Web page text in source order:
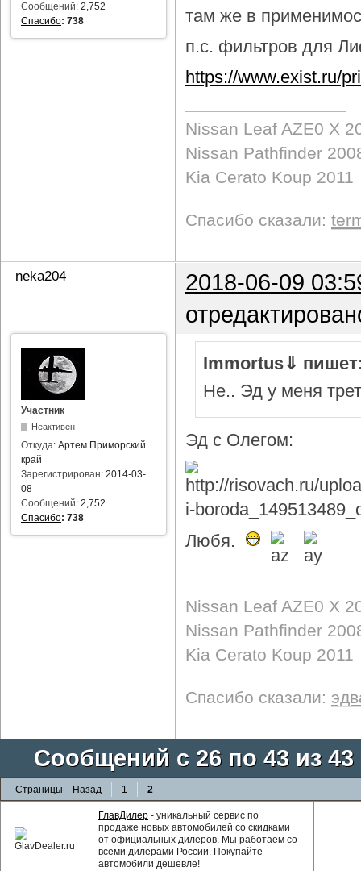
Сообщений: 2,752
Спасибо: 738
там же в
п.с. фильтров для
https://www.exist.ru/
Nissan Leaf AZE0 X
Nissan Pathfinder
Kia Cerato Koup 2011
Спасибо сказали:
neka204
2018-06-09
Участник
Неактивен
Откуда: Артем Приморский
край
Зарегистрирован: 2014-03-
08
Сообщений: 2,752
Спасибо: 738
Immortus⇓
Не.. Эд у меня
Эд с Олегом:
Любя.
Nissan Leaf AZE0 X
Nissan Pathfinder
Kia Cerato Koup 2011
Спасибо сказали:
Сообщений с 26 по 43 из 43
Страницы Назад 1 2
ГлавДилер - уникальный сервис по
продаже новых автомобилей со скидками
от официальных дилеров. Мы работаем со
всеми дилерами России. Покупайте
автомобили дешевле!